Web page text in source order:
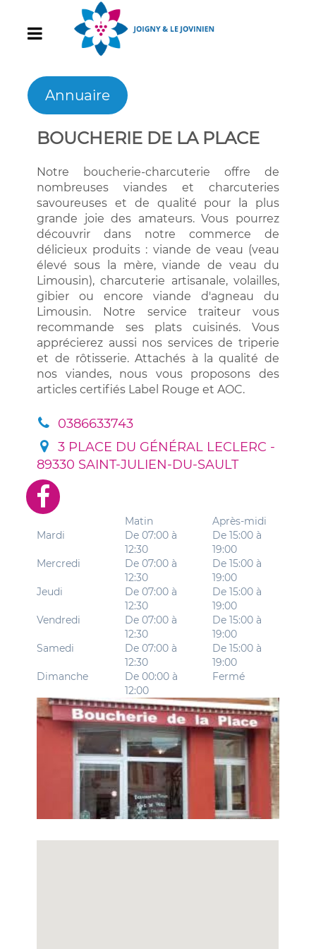
Annuaire
BOUCHERIE DE LA PLACE
Notre boucherie-charcuterie offre de
nombreuses viandes et charcuteries
savoureuses et de qualité pour la plus
grande joie des amateurs. Vous pourrez
découvrir dans notre commerce de
délicieux produits : viande de veau (veau
élevé sous la mère, viande de veau du
Limousin), charcuterie artisanale, volailles,
gibier ou encore viande d'agneau du
Limousin. Notre service traiteur vous
recommande ses plats cuisinés. Vous
apprécierez aussi nos services de triperie
et de rôtisserie. Attachés à la qualité de
nos viandes, nous vous proposons des
articles certifiés Label Rouge et AOC.
0386633743
3 PLACE DU GÉNÉRAL LECLERC -
89330 SAINT-JULIEN-DU-SAULT
Matin
Après-midi
Mardi
De 07:00 à
12:30
De 15:00 à
19:00
Mercredi
De 07:00 à
12:30
De 15:00 à
19:00
Jeudi
De 07:00 à
12:30
De 15:00 à
19:00
Vendredi
De 07:00 à
12:30
De 15:00 à
19:00
Samedi
De 07:00 à
12:30
De 15:00 à
19:00
Dimanche
De 00:00 à
12:00
Fermé